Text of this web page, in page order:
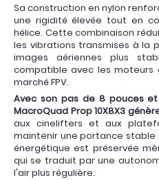
Sa construction en nylon
une rigidité élevée tout en
hélice. Cette combinaison
les vibrations transmises à la
images aériennes plus
compatible avec les
marché FPV.
Avec son pas de 8 pouces
MacroQuad Prop 10X8X3
aux cinelifters et aux
maintenir une portance
énergétique est préservée
qui se traduit par une
l'air plus régulière.